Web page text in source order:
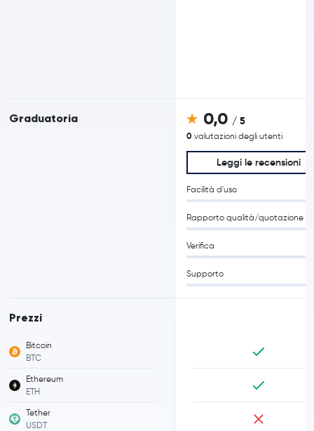
Graduatoria
Prezzi
Bitcoin
BTC
Ethereum
ETH
Tether
USDT
0,0 / 5
0valutazioni degli utenti
Leggi le recensioni
Facilità d'uso
Rapporto qualità/quotazione
Verifica
Supporto